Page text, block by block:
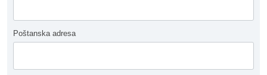
Poštanska adresa